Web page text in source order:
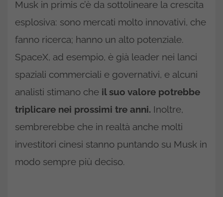
Musk in primis c’è da sottolineare la crescita
esplosiva: sono mercati molto innovativi, che
fanno ricerca; hanno un alto potenziale.
SpaceX, ad esempio, è già leader nei lanci
spaziali commerciali e governativi, e alcuni
analisti stimano che il suo valore potrebbe
triplicare nei prossimi tre anni. Inoltre,
sembrerebbe che in realtà anche molti
investitori cinesi stanno puntando su Musk in
modo sempre più deciso.